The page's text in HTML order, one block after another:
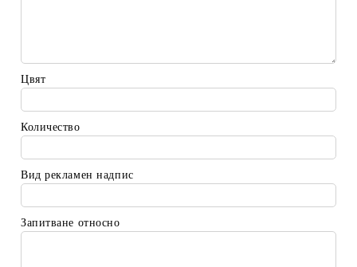
Цвят
Количество
Вид рекламен надпис
Запитване относно